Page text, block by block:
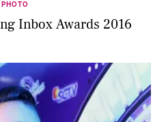
PHOTO
Inbox Awards 2016